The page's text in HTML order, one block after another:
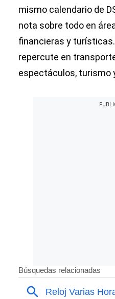
mismo calendario de
nota sobre todo en
financieras y
repercute en
espectáculos, turismo